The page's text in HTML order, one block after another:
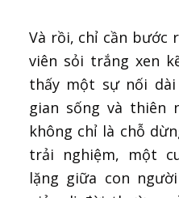
Và rồi, chỉ cần bước
viên sỏi trắng xen
thấy một sự nối
gian sống và thiên
không chỉ là chỗ
trải nghiệm, một
lặng giữa con